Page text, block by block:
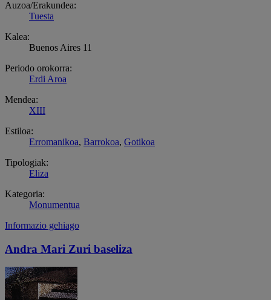
Auzoa/Erakundea:
Tuesta
Kalea:
Buenos Aires 11
Periodo orokorra:
Erdi Aroa
Mendea:
XIII
Estiloa:
Erromanikoa, Barrokoa, Gotikoa
Tipologiak:
Eliza
Kategoria:
Monumentua
Informazio gehiago
Andra Mari Zuri baseliza